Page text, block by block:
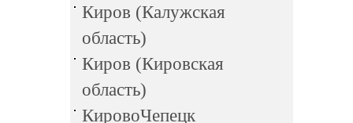
Киров (Калужская
область)
Киров (Кировская
область)
КировоЧепецк